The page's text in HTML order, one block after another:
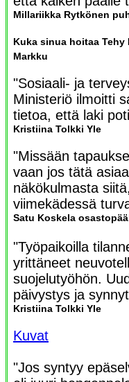
Millariikka Rytkönen
Kuka sinua hoitaa
Markku
"Sosiaali- ja
Ministeriö ilmoitti
tietoa, että laki
Kristiina Tolkki Yle
"Missään
vaan jos tätä
näkökulmasta
viimekädessä
Satu Koskela
"Työpaikoilla
yrittäneet
suojelutyöhön.
päivystys ja
Kristiina Tolkki Yle
Kuvat
"Jos syntyy